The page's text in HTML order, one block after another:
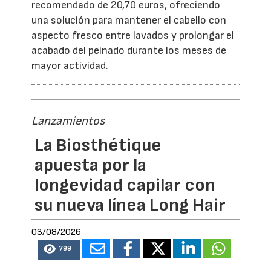
recomendado de 20,70 euros, ofreciendo
una solución para mantener el cabello con
aspecto fresco entre lavados y prolongar el
acabado del peinado durante los meses de
mayor actividad.
Lanzamientos
La Biosthétique
apuesta por la
longevidad capilar con
su nueva línea Long Hair
03/08/2026
799